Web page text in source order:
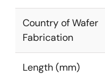
Country of Wafer
Fabrication
Length (mm)